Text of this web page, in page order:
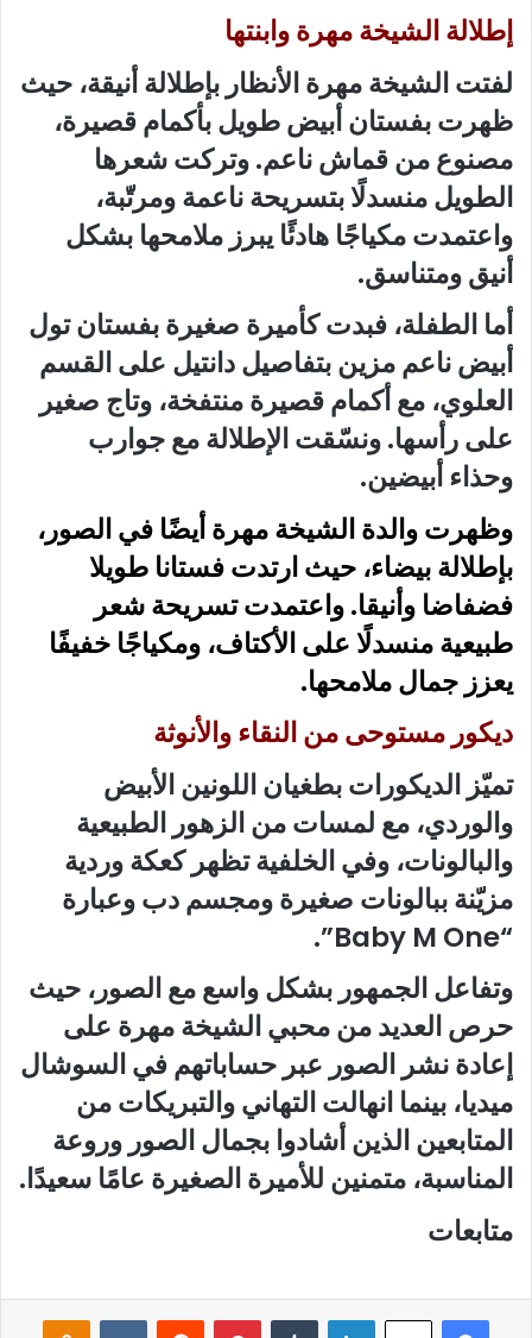
إطلالة الشيخة مهرة وابنتها
لفتت الشيخة مهرة الأنظار بإطلالة أنيقة، حيث
ظهرت بفستان أبيض طويل بأكمام قصيرة،
مصنوع من قماش ناعم. وتركت شعرها
الطويل منسدلًا بتسريحة ناعمة ومرتّبة،
واعتمدت مكياجًا هادئًا يبرز ملامحها بشكل
أنيق ومتناسق.
أما الطفلة، فبدت كأميرة صغيرة بفستان تول
أبيض ناعم مزين بتفاصيل دانتيل على القسم
العلوي، مع أكمام قصيرة منتفخة، وتاج صغير
على رأسها. ونسّقت الإطلالة مع جوارب
وحذاء أبيضين.
وظهرت والدة الشيخة مهرة أيضًا في الصور،
بإطلالة بيضاء، حيث ارتدت فستانا طويلا
فضفاضا وأنيقا. واعتمدت تسريحة شعر
طبيعية منسدلًا على الأكتاف، ومكياجًا خفيفًا
يعزز جمال ملامحها.
ديكور مستوحى من النقاء والأنوثة
تميّز الديكورات بطغيان اللونين الأبيض
والوردي، مع لمسات من الزهور الطبيعية
والبالونات، وفي الخلفية تظهر كعكة وردية
مزيّنة ببالونات صغيرة ومجسم دب وعبارة
“Baby M One”.
وتفاعل الجمهور بشكل واسع مع الصور، حيث
حرص العديد من محبي الشيخة مهرة على
إعادة نشر الصور عبر حساباتهم في السوشال
ميديا، بينما انهالت التهاني والتبريكات من
المتابعين الذين أشادوا بجمال الصور وروعة
المناسبة، متمنين للأميرة الصغيرة عامًا سعيدًا.
متابعات
فيسبوك ‫X لينكدإن بينتيريست